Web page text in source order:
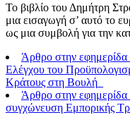
Το βιβλίο του Δημήτρη
μια εισαγωγή σ’ αυτό το
ως μια συμβολή για την
Άρθρο στην
Ελέγχου του
Κράτους στη Βουλή_
Άρθρο στην
συγχώνευση Εμπορικής